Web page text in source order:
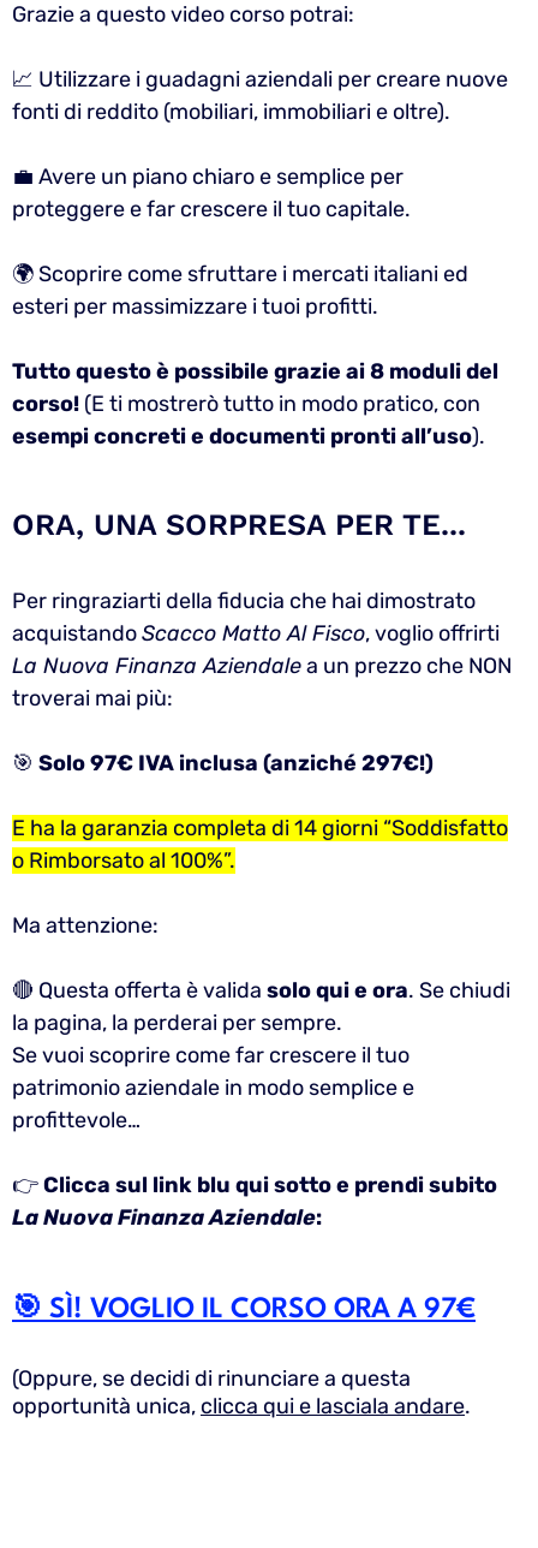
Grazie a questo video corso potrai:
📈 Utilizzare i guadagni aziendali per creare nuove
fonti di reddito (mobiliari, immobiliari e oltre).
💼 Avere un piano chiaro e semplice per
proteggere e far crescere il tuo capitale.
🌍 Scoprire come sfruttare i mercati italiani ed
esteri per massimizzare i tuoi profitti.
Tutto questo è possibile grazie ai 8 moduli del
corso! (E ti mostrerò tutto in modo pratico, con
esempi concreti e documenti pronti all’uso).
ORA, UNA SORPRESA PER TE...
Per ringraziarti della fiducia che hai dimostrato
acquistandoScacco Matto Al Fisco, voglio offrirti
La Nuova Finanza Aziendalea un prezzo che NON
troverai mai più:
🎯 Solo 97€ IVA inclusa (anziché 297€!)
E ha la garanzia completa di 14 giorni “Soddisfatto
o Rimborsato al 100%”.
Ma attenzione:
🔴 Questa offerta è valida solo qui e ora. Se chiudi
la pagina, la perderai per sempre.
Se vuoi scoprire come far crescere il tuo
patrimonio aziendale in modo semplice e
profittevole…
👉Clicca sul link blu qui sotto e prendi subito
La Nuova Finanza Aziendale:
🎯 SÌ! VOGLIO IL CORSO ORA A 97€
(Oppure, se decidi di rinunciare a questa
opportunità unica, clicca qui e lasciala andare.